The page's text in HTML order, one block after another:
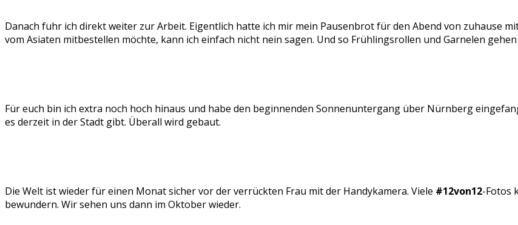
Danach fuhr ich direkt weiter zur Arbeit. Eigentlich hatte ich mir mein Pausenbrot für den Abend von zuhause
vom Asiaten mitbestellen möchte, kann ich einfach nicht nein sagen. Und so Frühlingsrollen und Garnelen
Für euch bin ich extra noch hoch hinaus und habe den beginnenden Sonnenuntergang über Nürnberg
es derzeit in der Stadt gibt. Überall wird gebaut.
Die Welt ist wieder für einen Monat sicher vor der verrückten Frau mit der Handykamera. Viele #12von12-Fotos
bewundern. Wir sehen uns dann im Oktober wieder.